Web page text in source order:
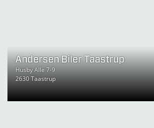
Andersen Biler Taastrup
Husby Alle 7-9
2630 Taastrup